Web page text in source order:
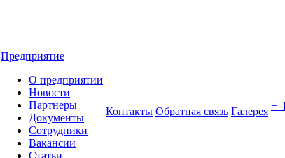
Предприятие
О предприятии
Новости
Партнеры
Документы
Сотрудники
Вакансии
Статьи
Контакты Обратная связь Галерея +